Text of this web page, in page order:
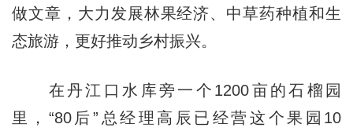
做文章，大力发展林果经济、中草药种植和生
态旅游，更好推动乡村振兴。
在丹江口水库旁一个1200亩的石榴园
里，“80后”总经理高辰已经营这个果园10